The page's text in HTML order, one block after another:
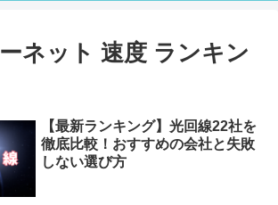
ネット 速度 ランキン
【最新ランキング】光回線22社を
徹底比較！おすすめの会社と失敗
しない選び方